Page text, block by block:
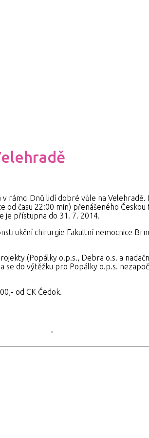
rámci Dnů lidí dobré vůle na
od času 22:00 min) přenášeného
je přístupna do 31. 7. 2014.
chirurgie Fakultní nemocnice
(Popálky o.p.s., Debra o.s. a
do výtěžku pro Popálky o.p.s.
od CK Čedok.